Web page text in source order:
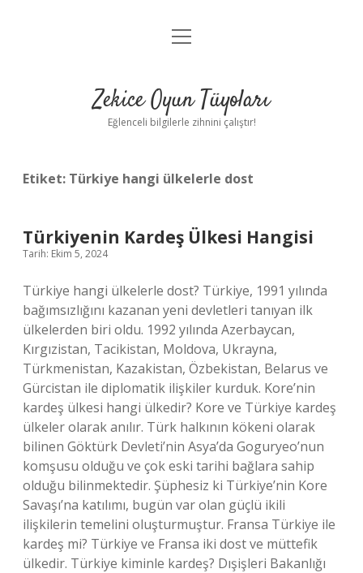
Anasayfa
Yasal Uyarı
menüyü
Zekice Oyun Tüyoları
Eğlenceli bilgilerle zihnini çalıştır!
Etiket: Türkiye hangi ülkelerle dost
Türkiyenin Kardeş Ülkesi Hangisi
Tarih: Ekim 5, 2024
Türkiye hangi ülkelerle dost? Türkiye, 1991 yılında
bağımsızlığını kazanan yeni devletleri tanıyan ilk
ülkelerden biri oldu. 1992 yılında Azerbaycan,
Kırgızistan, Tacikistan, Moldova, Ukrayna,
Türkmenistan, Kazakistan, Özbekistan, Belarus ve
Gürcistan ile diplomatik ilişkiler kurduk. Kore’nin
kardeş ülkesi hangi ülkedir? Kore ve Türkiye kardeş
ülkeler olarak anılır. Türk halkının kökeni olarak
bilinen Göktürk Devleti’nin Asya’da Goguryeo’nun
komşusu olduğu ve çok eski tarihi bağlara sahip
olduğu bilinmektedir. Şüphesiz ki Türkiye’nin Kore
Savaşı’na katılımı, bugün var olan güçlü ikili
ilişkilerin temelini oluşturmuştur. Fransa Türkiye ile
kardeş mi? Türkiye ve Fransa iki dost ve müttefik
ülkedir. Türkiye kiminle kardeş? Dışişleri Bakanlığı